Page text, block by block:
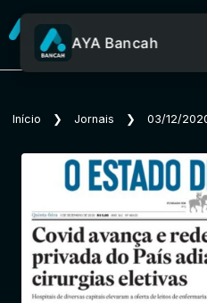
AYA Bancah
Início ❯ Jornais ❯ 03/12/